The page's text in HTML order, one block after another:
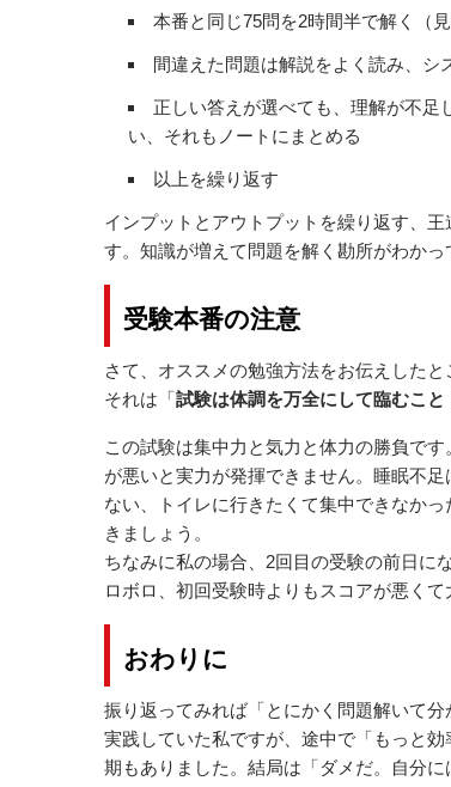
本番と同じ75問を2時間半で解く（
間違えた問題は解説をよく読み、シ
正しい答えが選べても、理解が不足
い、それもノートにまとめる
以上を繰り返す
インプットとアウトプットを繰り返す、
す。知識が増えて問題を解く勘所がわか
受験本番の注意
さて、オススメの勉強方法をお伝えした
それは「試験は体調を万全にして臨むこと
この試験は集中力と気力と体力の勝負で
が悪いと実力が発揮できません。睡眠不
ない、トイレに行きたくて集中できなか
きましょう。
ちなみに私の場合、2回目の受験の前日に
ロボロ、初回受験時よりもスコアが悪くて
おわりに
振り返ってみれば「とにかく問題解いて
実践していた私ですが、途中で「もっと
期もありました。結局は「ダメだ。自分